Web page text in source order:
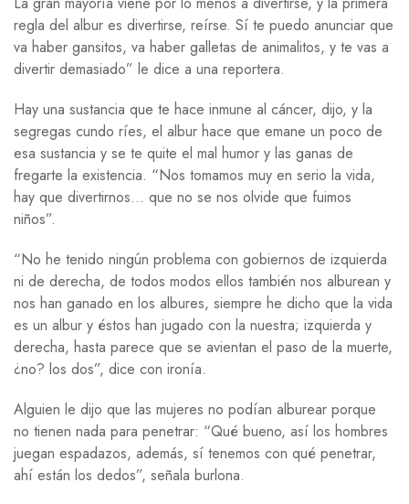
regla del albur es divertirse, reírse. Sí te puedo anunciar que
va haber gansitos, va haber galletas de animalitos, y te vas a
divertir demasiado” le dice a una reportera.
Hay una sustancia que te hace inmune al cáncer, dijo, y la
segregas cundo ríes, el albur hace que emane un poco de
esa sustancia y se te quite el mal humor y las ganas de
fregarte la existencia. “Nos tomamos muy en serio la vida,
hay que divertirnos… que no se nos olvide que fuimos
niños”.
“No he tenido ningún problema con gobiernos de izquierda
ni de derecha, de todos modos ellos también nos alburean y
nos han ganado en los albures, siempre he dicho que la vida
es un albur y éstos han jugado con la nuestra; izquierda y
derecha, hasta parece que se avientan el paso de la muerte,
¿no? los dos”, dice con ironía.
Alguien le dijo que las mujeres no podían alburear porque
no tienen nada para penetrar: “Qué bueno, así los hombres
juegan espadazos, además, sí tenemos con qué penetrar,
ahí están los dedos”, señala burlona.